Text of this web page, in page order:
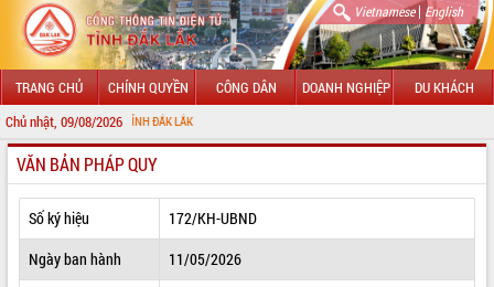
Vietnamese| English
TRANG CHỦ CHÍNH QUYỀN CÔNG DÂN DOANH NGHIỆP DU KHÁCH
Chủ nhật, 09/08/2026
GIỚI THIỆU
LÃNH ĐẠO UBND TỈNH
TIN TỨC SỰ KIỆN
VĂN BẢN PHÁP QUY
Số ký hiệu
172/KH-UBND
Ngày ban hành
11/05/2026